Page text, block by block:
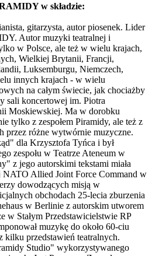
w składzie:
gitarzysta, autor piosenek. Lider
Autor muzyki teatralnej i
w Polsce, ale też w wielu krajach,
Wielkiej Brytanii, Francji,
Luksemburgu, Niemczech,
innych krajach - w wielu
na całym świecie, jak chociażby
sali koncertowej im. Piotra
Moskiewskiej. Ma w dorobku
tylko z zespołem Piramidy, ale też z
przez różne wytwórnie muzyczne.
dla Krzysztofa Tyńca i był
zespołu w Teatrze Ateneum w
z jego autorskimi tekstami miała
Allied Joint Force Command w
dowodzących misją w
obchodach 25-lecia zburzenia
w Berlinie z autorskim utworem
w Stałym Przedstawicielstwie RP
muzykę do około 60-ciu
przedstawień teatralnych.
Studio" wykorzystywanego